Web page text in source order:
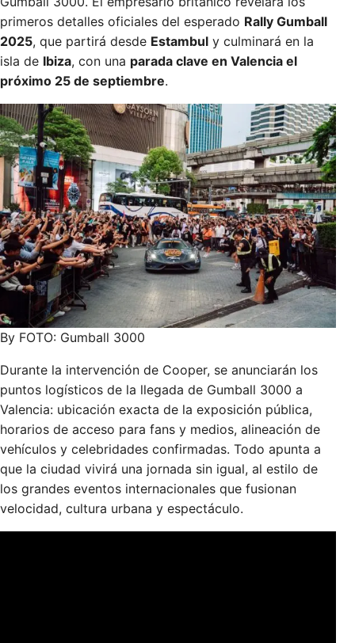
primeros detalles oficiales del esperado Rally Gumball
2025, que partirá desde Estambul y culminará en la
isla de Ibiza, con una parada clave en Valencia el
próximo 25 de septiembre.
By FOTO: Gumball 3000
Durante la intervención de Cooper, se anunciarán los
puntos logísticos de la llegada de Gumball 3000 a
Valencia: ubicación exacta de la exposición pública,
horarios de acceso para fans y medios, alineación de
vehículos y celebridades confirmadas. Todo apunta a
que la ciudad vivirá una jornada sin igual, al estilo de
los grandes eventos internacionales que fusionan
velocidad, cultura urbana y espectáculo.